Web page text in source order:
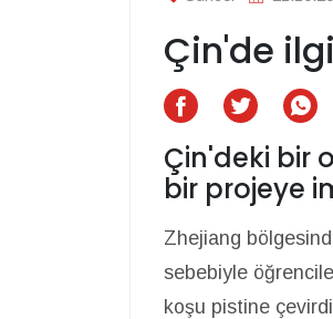
Çin'de
Çin'deki bir
bir projeye
Zhejiang
sebebiyle
koşu pistine